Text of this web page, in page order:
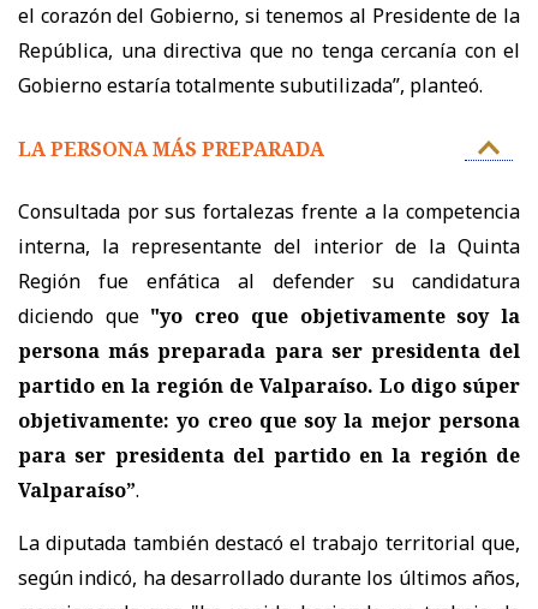
el corazón del Gobierno, si tenemos al Presidente de la
República, una directiva que no tenga cercanía con el
Gobierno estaría totalmente subutilizada”, planteó.
LA PERSONA MÁS PREPARADA
Consultada por sus fortalezas frente a la competencia
interna, la representante del interior de la Quinta
Región fue enfática al defender su candidatura
diciendo que"yo creo que objetivamente soy la
persona más preparada para ser presidenta del
partido en la región de Valparaíso. Lo digo súper
objetivamente: yo creo que soy la mejor persona
para ser presidenta del partido en la región de
Valparaíso”.
La diputada también destacó el trabajo territorial que,
según indicó, ha desarrollado durante los últimos años,